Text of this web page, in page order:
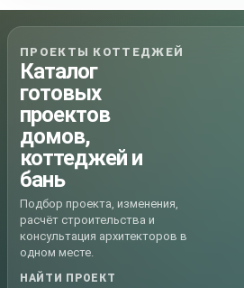
ПРОЕКТЫ КОТТЕДЖЕЙ
Каталог
готовых
проектов
домов,
коттеджей и
бань
Подбор проекта, изменения,
расчёт строительства и
консультация архитекторов в
одном месте.
НАЙТИ ПРОЕКТ